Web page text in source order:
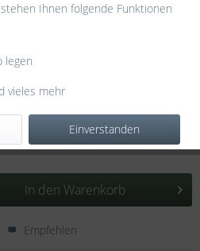
In den Warenkorb
Empfehlen
Ihnen folgende Funktionen
legen
vieles mehr
Einverstanden